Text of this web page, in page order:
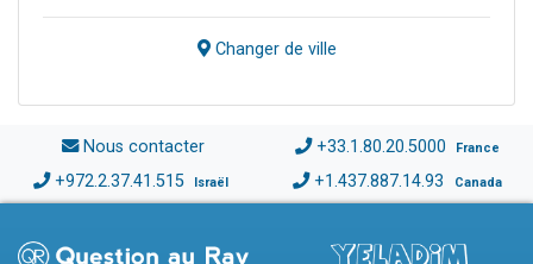
Changer de ville
Nous contacter +33.1.80.20.5000 France
+972.2.37.41.515 Israël +1.437.887.14.93 Canada